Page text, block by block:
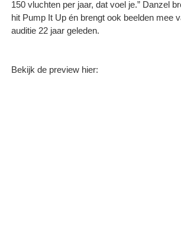
150 vluchten per jaar, dat voel je.” Danzel
hit Pump It Up én brengt ook beelden mee
auditie 22 jaar geleden.
Bekijk de preview hier: